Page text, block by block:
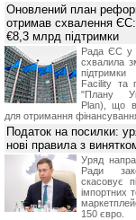
Оновлений план
отримав схвалення
€8,3 млрд підтримки
Рада ЄС у
схвалила
Facility та
"Плану
Plan), що
для отримання
Податок на посилки:
нові правила з
Уряд
Ради
скасовує
імпортних
150 євро.